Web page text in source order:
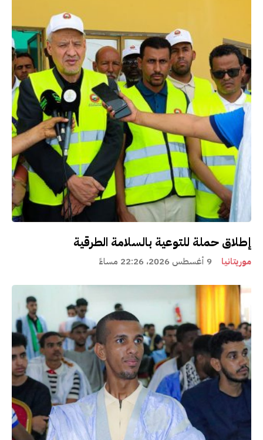
إطلاق حملة للتوعية بالسلامة الطرقية
موريتانيا 9 أغسطس 2026، 22:26 مساءً